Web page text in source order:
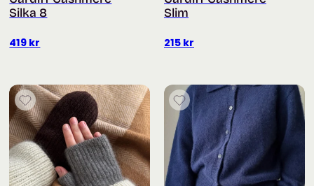
Silka 8
419 kr
Slim
215 kr